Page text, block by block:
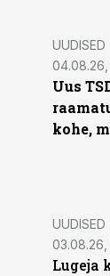
UUDISED
Uus
kohe,
UUDISED
Lugeja